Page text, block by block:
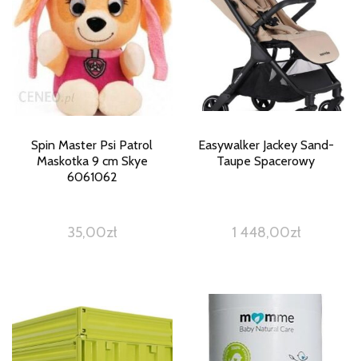
Spin Master Psi Patrol
Maskotka 9 cm Skye
6061062
35,00zł
Easywalker Jackey Sand-
Taupe Spacerowy
1 448,00zł